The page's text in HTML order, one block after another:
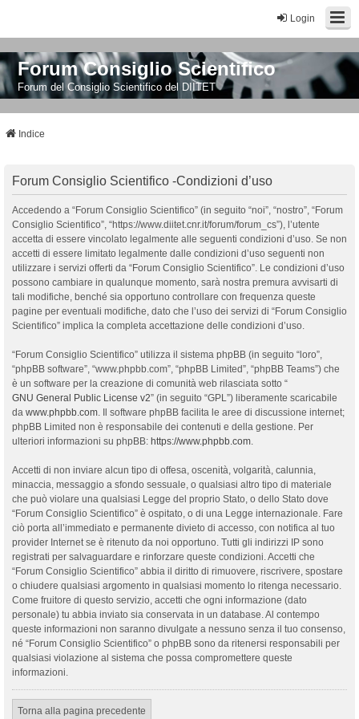
Login
Forum Consiglio Scientifico
Forum del Consiglio Scientifico del DIITET
Indice
Forum Consiglio Scientifico -Condizioni d’uso
Accedendo a “Forum Consiglio Scientifico” (in seguito “noi”, “nostro”, “Forum
Consiglio Scientifico”, “https://www.diitet.cnr.it/forum/forum_cs”), l’utente
accetta di essere vincolato legalmente alle seguenti condizioni d’uso. Se non
accetti di essere limitato legalmente dalle condizioni d’uso seguenti non
utilizzare i servizi offerti da “Forum Consiglio Scientifico”. Le condizioni d’uso
possono cambiare in qualunque momento, sarà nostra premura avvisarti di
tali modifiche, benché sia opportuno controllare con frequenza queste
pagine per eventuali modifiche, dato che l’uso dei servizi di “Forum Consiglio
Scientifico” implica la completa accettazione delle condizioni d’uso.
“Forum Consiglio Scientifico” utilizza il sistema phpBB (in seguito “loro”,
“phpBB software”, “www.phpbb.com”, “phpBB Limited”, “phpBB Teams”) che
è un software per la creazione di comunità web rilasciata sotto “
GNU General Public License v2” (in seguito “GPL”) liberamente scaricabile
da www.phpbb.com. Il software phpBB facilita le aree di discussione internet;
phpBB Limited non è responsabile dei contenuti e della gestione. Per
ulteriori informazioni su phpBB: https://www.phpbb.com.
Accetti di non inviare alcun tipo di offesa, oscenità, volgarità, calunnia,
minaccia, messaggio a sfondo sessuale, o qualsiasi altro tipo di materiale
che può violare una qualsiasi Legge del proprio Stato, o dello Stato dove
“Forum Consiglio Scientifico” è ospitato, o di una Legge internazionale. Fare
ciò porta all’immediato e permanente divieto di accesso, con notifica al tuo
provider Internet se è ritenuto da noi opportuno. Tutti gli indirizzi IP sono
registrati per salvaguardare e rinforzare queste condizioni. Accetti che
“Forum Consiglio Scientifico” abbia il diritto di rimuovere, riscrivere, spostare
o chiudere qualsiasi argomento in qualsiasi momento lo ritenga necessario.
Come fruitore di questo servizio, accetti che ogni informazione (dato
personale) tu abbia inviato sia conservata in un database. Al contempo
queste informazioni non saranno divulgate a nessuno senza il tuo consenso,
né “Forum Consiglio Scientifico” o phpBB sono da ritenersi responsabili per
qualsiasi violazione al sistema che possa compromettere queste
informazioni.
Torna alla pagina precedente